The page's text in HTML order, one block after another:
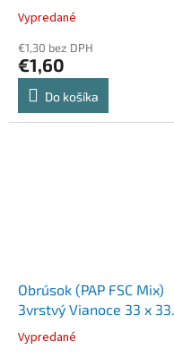
cm [20 ks]
Vypredané
€1,30 bez DPH
€1,60
Do košíka
Obrúsok (PAP FSC Mix)
3vrstvý Vianoce 33 x 33
cm [20 ks]
Vypredané